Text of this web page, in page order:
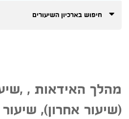
חיפוש בארכיון השיעורים
(שיעור אחרון), שיעור